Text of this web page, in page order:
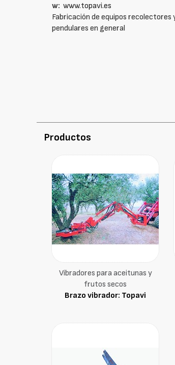
w:www.topavi.es
Fabricación de equipos
pendulares en general
Productos
Vibradores para aceitunas y
frutos secos
Brazo vibrador: Topavi